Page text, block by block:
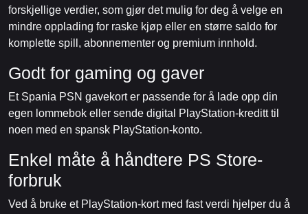
forskjellige verdier, som gjør det mulig for deg å velge en
mindre opplading for raske kjøp eller en større saldo for
komplette spill, abonnementer og premium innhold.
Godt for gaming og gaver
Et Spania PSN gavekort er passende for å lade opp din
egen lommebok eller sende digital PlayStation-kreditt til
noen med en spansk PlayStation-konto.
Enkel måte å håndtere PS Store-
forbruk
Ved å bruke et PlayStation-kort med fast verdi hjelper du å